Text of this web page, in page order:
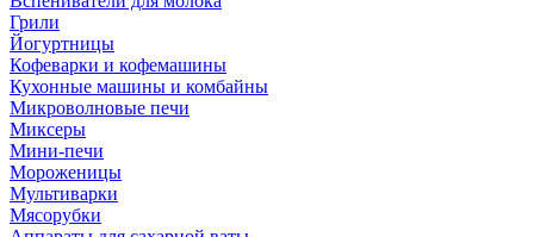
Грили
Йогуртницы
Кофеварки и кофемашины
Кухонные машины и комбайны
Микроволновые печи
Миксеры
Мини-печи
Мороженицы
Мультиварки
Мясорубки